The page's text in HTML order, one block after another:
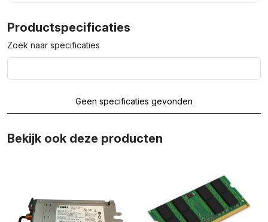
Productspecificaties
Zoek naar specificaties
Geen specificaties gevonden
Bekijk ook deze producten